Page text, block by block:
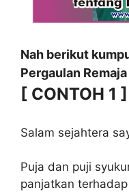
Nah berikut
Pergaulan Remaja
[ CONTOH 1 ]
Salam sejahtera
Puja dan puji
panjatkan